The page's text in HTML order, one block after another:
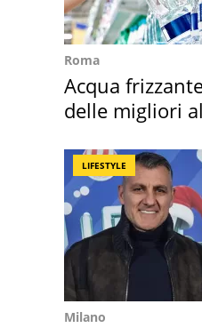
Roma
Acqua
delle migliori al
LIFESTYLE
Milano